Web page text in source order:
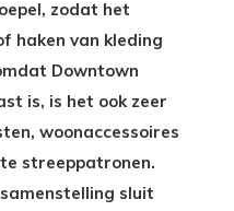
zodat het
haken van kleding
Downtown
is, is het ook zeer
woonaccessoires
streeppatronen.
sluit